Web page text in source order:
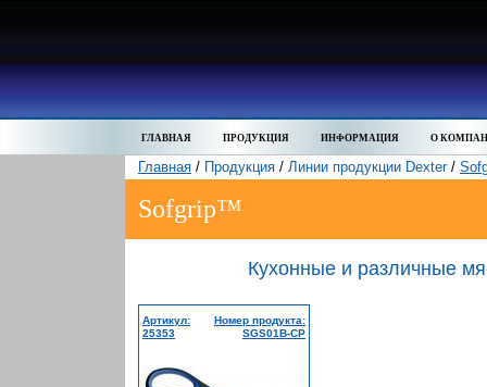
ГЛАВНАЯ ПРОДУКЦИЯ ИНФОРМАЦИЯ О
Главная / Продукция / Линии продукции Dexter/
Sofgrip™
Кухонные и различные
Артикул:
25353
Номер продукта:
SGS01B-CP